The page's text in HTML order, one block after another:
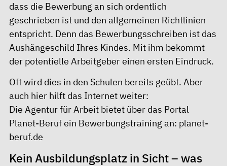
dass die Bewerbung an sich ordentlich
geschrieben ist und den allgemeinen Richtlinien
entspricht. Denn das Bewerbungsschreiben ist das
Aushängeschild Ihres Kindes. Mit ihm bekommt
der potentielle Arbeitgeber einen ersten Eindruck.
Oft wird dies in den Schulen bereits geübt. Aber
auch hier hilft das Internet weiter:
Die Agentur für Arbeit bietet über das Portal
Planet-Beruf ein Bewerbungstraining an: planet-
beruf.de
Kein Ausbildungsplatz in Sicht – was